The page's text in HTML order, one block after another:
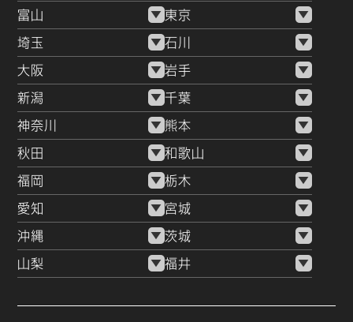
富山 東京
埼玉 石川
大阪 岩手
新潟 千葉
神奈川 熊本
秋田 和歌山
福岡 栃木
愛知 宮城
沖縄 茨城
山梨 福井